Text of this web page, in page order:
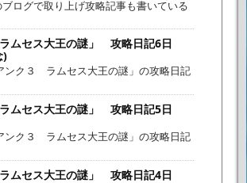
ログで取り上げ攻略記事も書いている
ムセス大王の謎」 攻略日記6日
)
ンク３ ラムセス大王の謎」の攻略日記
ムセス大王の謎」 攻略日記5日
ンク３ ラムセス大王の謎」の攻略日記
ムセス大王の謎」 攻略日記4日